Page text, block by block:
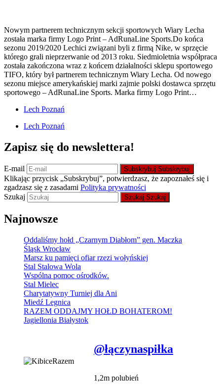
Nowym partnerem technicznym sekcji sportowych Wiary Lecha
została marka firmy Logo Print – AdRunaLine Sports.Do końca
sezonu 2019/2020 Lechici związani byli z firmą Nike, w sprzęcie
którego grali nieprzerwanie od 2013 roku. Siedmioletnia współpraca
została zakończona wraz z końcem działalności sklepu sportowego
TIFO, który był partnerem technicznym Wiary Lecha. Od nowego
sezonu miejsce amerykańskiej marki zajmie polski dostawca sprzętu
sportowego – AdRunaLine Sports. Marka firmy Logo Print…
Lech Poznań
Lech Poznań
Zapisz się do newslettera!
E-mail Subskrybuj Subskrybuj
Klikając przycisk „Subskrybuj”, potwierdzasz, że zapoznałeś się i
zgadzasz się z zasadami Polityka prywatności
Szukaj
Szukaj Szukaj
Najnowsze
Oddaliśmy hołd „Czarnym Diabłom” gen. Maczka
Śląsk Wrocław
Marsz ku pamięci ofiar rzezi wołyńskiej
Stal Stalowa Wola
Wspólna pomoc ośrodków.
Stal Mielec
Charytatywny Turniej dla Ani
Miedź Legnica
RAZEM ODDAJMY HOŁD BOHATEROM!
Jagiellonia Białystok
@łączynaspiłka
1,2m polubień